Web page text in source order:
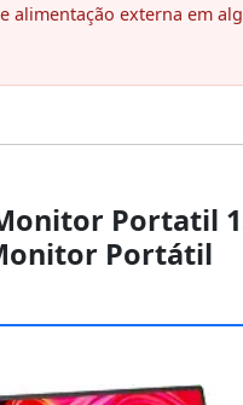
alimentação externa em
Portatil
Portátil